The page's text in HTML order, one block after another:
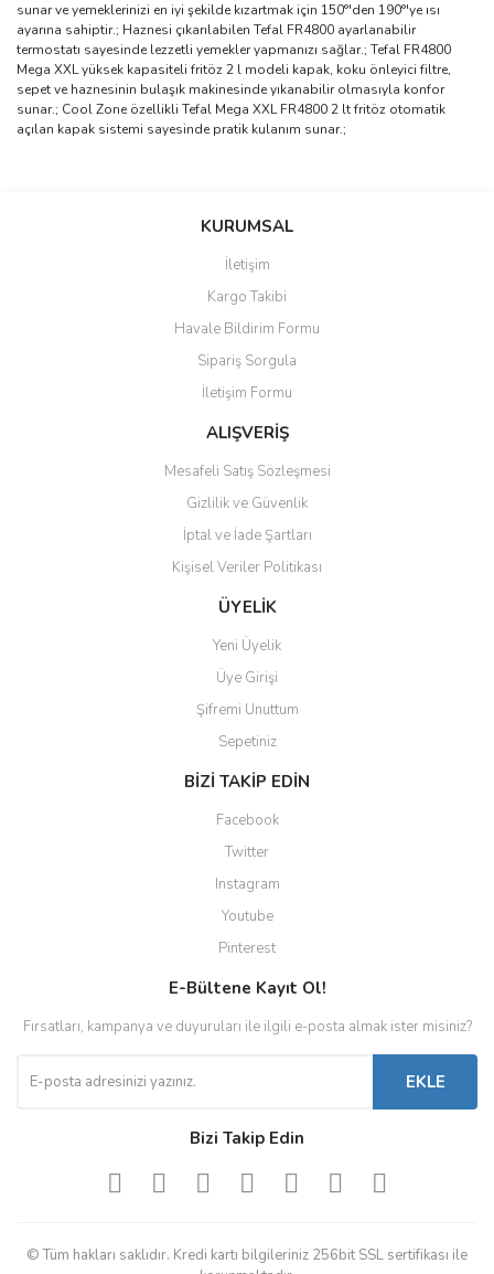
sunar ve yemeklerinizi en iyi şekilde kızartmak için 150°'den 190°'ye ısı
ayarına sahiptir.; Haznesi çıkarılabilen Tefal FR4800 ayarlanabilir
termostatı sayesinde lezzetli yemekler yapmanızı sağlar.; Tefal FR4800
Mega XXL yüksek kapasiteli fritöz 2 l modeli kapak, koku önleyici filtre,
sepet ve haznesinin bulaşık makinesinde yıkanabilir olmasıyla konfor
sunar.; Cool Zone özellikli Tefal Mega XXL FR4800 2 lt fritöz otomatik
açılan kapak sistemi sayesinde pratik kulanım sunar.;
Bu ürüne ilk yorumu siz yapın!
Ürün resmi kalitesiz, bozuk veya görüntülenemiyor.
Ürün açıklamasında eksik bilgiler bulunuyor.
Ürün bilgilerinde hatalar bulunuyor.
Ürün fiyatı diğer sitelerden daha pahalı.
Bu ürüne benzer farklı alternatifler olmalı.
Gönder
KURUMSAL
İletişim
Kargo Takibi
Havale Bildirim Formu
Sipariş Sorgula
İletişim Formu
ALIŞVERİŞ
Mesafeli Satış Sözleşmesi
Gizlilik ve Güvenlik
İptal ve İade Şartları
Kişisel Veriler Politikası
ÜYELİK
Yeni Üyelik
Üye Girişi
Şifremi Unuttum
Sepetiniz
BİZİ TAKİP EDİN
Facebook
Twitter
Instagram
Youtube
Pinterest
E-Bültene Kayıt Ol!
Fırsatları, kampanya ve duyuruları ile ilgili e-posta almak ister misiniz?
EKLE
Bizi Takip Edin
© Tüm hakları saklıdır. Kredi kartı bilgileriniz 256bit SSL sertifikası ile